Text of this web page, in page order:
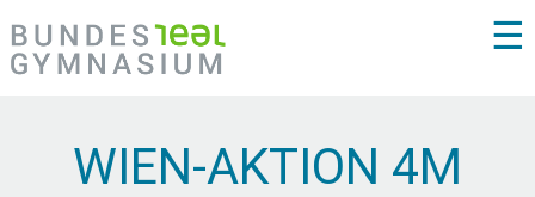
☰
WIEN-AKTION 4M